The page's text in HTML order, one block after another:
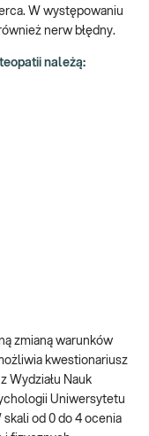
W występowaniu
nerw błędny.
należą:
zmianą warunków
kwestionariusz
Wydziału Nauk
Uniwersytetu
od 0 do 4 ocenia